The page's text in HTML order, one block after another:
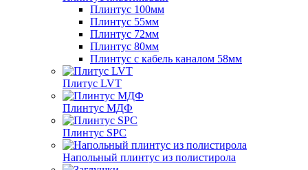
Плинтус 100мм
Плинтус 55мм
Плинтус 72мм
Плинтус 80мм
Плинтус с кабель каналом 58мм
Плитус LVT
Плинтус МДФ
Плинтус SPC
Напольный плинтус из полистирола